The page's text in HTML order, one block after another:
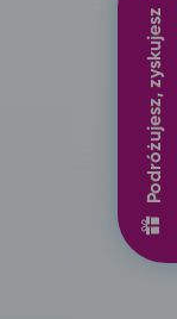
Podróżujesz, zyskujesz